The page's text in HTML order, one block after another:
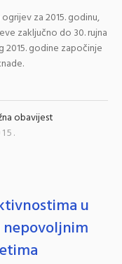
za 2015. godinu,
zaključno do 30. rujna
2015. godine započinje
obavijest
u
nepovoljnim